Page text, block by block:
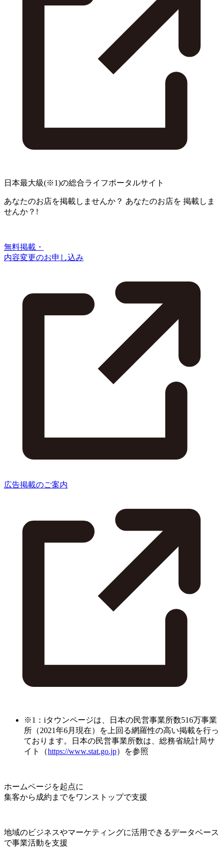
日本最大級(※1)の総合ライフポータルサイト
あなたのお店を掲載しませんか？ あなたのお店を 掲載しま
せんか？!
無料掲載・
内容変更のお申し込み
広告掲載のご案内
※1：iタウンページは、日本の民営事業所数516万事業
所（2021年6月現在）を上回る網羅性の高い掲載を行っ
ております。日本の民営事業所数は、総務省統計局サ
イト（https://www.stat.go.jp）を参照
ホームページを起点に
集客から成約までをワンストップで支援
地域のビジネスやマーケティングに活用できるデータベース
で事業活動を支援